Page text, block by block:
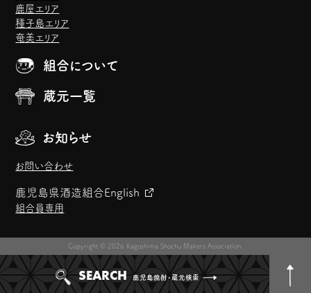
鹿屋エリア
種子島エリア
奄美エリア
組合について
蔵元一覧
お知らせ
お問い合わせ
鹿児島県酒造組合English
組合員専用
Copyright © 2026 Kagoshima Shochu Makers Association.
SEARCH 鹿児島焼酎・蔵元検索